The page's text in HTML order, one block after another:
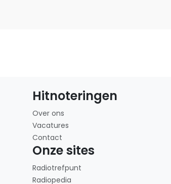
Hitnoteringen
Over ons
Vacatures
Contact
Onze sites
Radiotrefpunt
Radiopedia